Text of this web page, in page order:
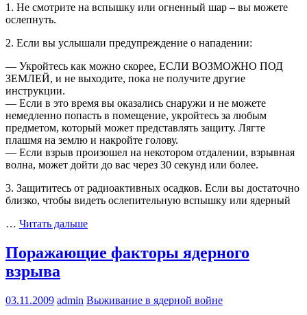
1. Не смотрите на вспышку или огненный шар – вы можете
ослепнуть.
2. Если вы услышали предупреждение о нападении:
— Укройтесь как можно скорее, ЕСЛИ ВОЗМОЖНО ПОД
ЗЕМЛЕЙ, и не выходите, пока не получите другие
инструкции.
— Если в это время вы оказались снаружи и не можете
немедленно попасть в помещение, укройтесь за любым
предметом, который может представлять защиту. Лягте
плашмя на землю и накройте голову.
— Если взрыв произошел на некотором отдалении, взрывная
волна, может дойти до вас через 30 секунд или более.
3. Защититесь от радиоактивных осадков. Если вы достаточно
близко, чтобы видеть ослепительную вспышку или ядерный
… Читать дальше
Поражающие факторы ядерного
взрыва
03.11.2009 admin Выживание в ядерной войне